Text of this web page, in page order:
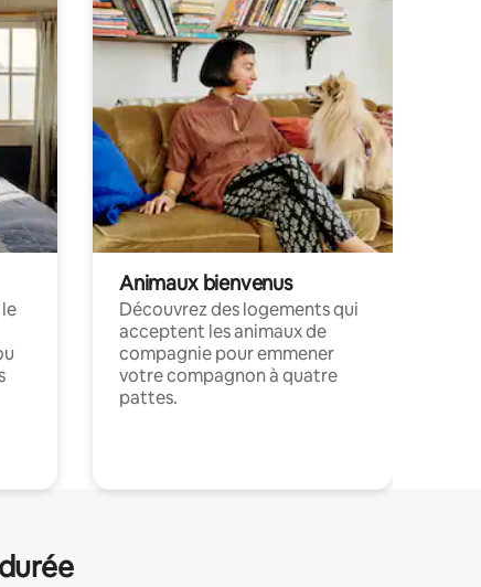
Animaux bienvenus
Découvrez des logements qui
acceptent les animaux de
compagnie pour emmener
votre compagnon à quatre
pattes.